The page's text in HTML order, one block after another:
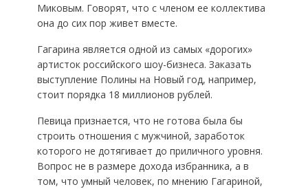
Миковым. Говорят, что с членом ее коллектива
она до сих пор живет вместе.
Гагарина является одной из самых «дорогих»
артисток российского шоу-бизнеса. Заказать
выступление Полины на Новый год, например,
стоит порядка 18 миллионов рублей.
Певица признается, что не готова была бы
строить отношения с мужчиной, заработок
которого не дотягивает до приличного уровня.
Вопрос не в размере дохода избранника, а в
том, что умный человек, по мнению Гагариной,